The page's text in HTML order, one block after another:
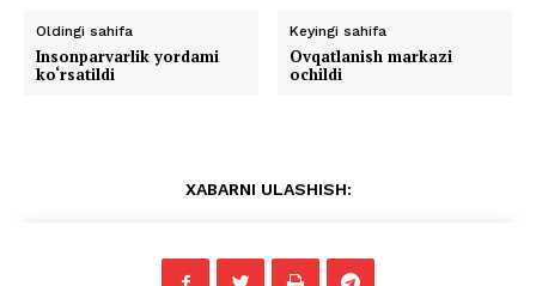
Oldingi sahifa
Insonparvarlik yordami
ko‘rsatildi
Keyingi sahifa
Ovqatlanish markazi
ochildi
XABARNI ULASHISH: